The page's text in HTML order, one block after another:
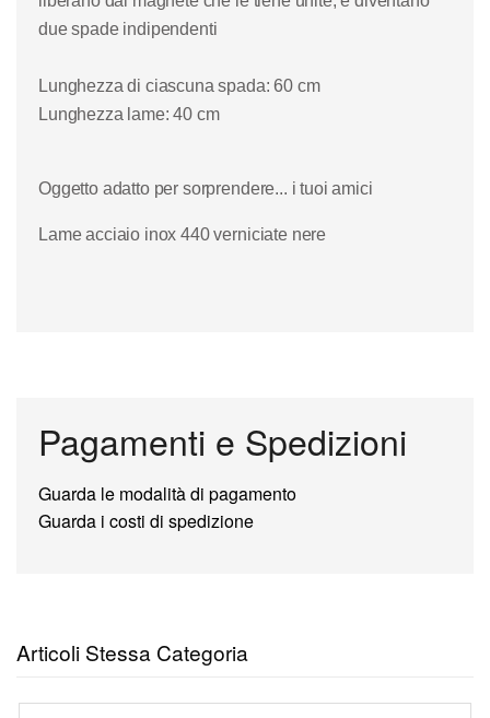
due spade indipendenti
Lunghezza di ciascuna spada: 60 cm
Lunghezza lame: 40 cm
Oggetto adatto per sorprendere... i tuoi amici
Lame acciaio inox 440 verniciate nere
Pagamenti e Spedizioni
Guarda le modalità di pagamento
Guarda i costi di spedizione
Articoli Stessa Categoria